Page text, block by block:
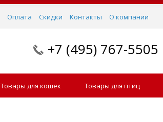
Оплата Скидки Контакты О компании
+7 (495) 767-5505
Товары для кошек Товары для птиц